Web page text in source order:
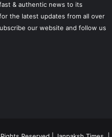
& authentic news to its
the latest updates from all over
our website and follow us